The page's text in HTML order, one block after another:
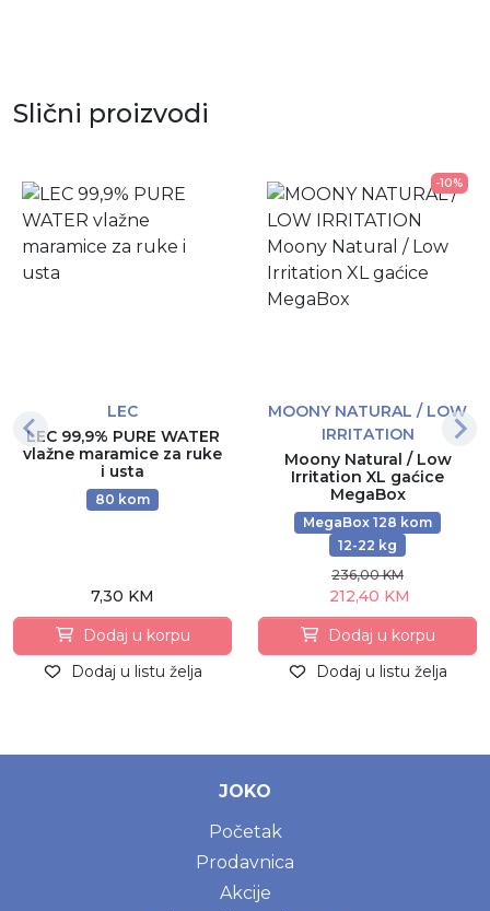
Slični proizvodi
LEC
LEC 99,9% PURE WATER
vlažne maramice za ruke
i usta
80 kom
7,30 KM
Dodaj u korpu
Dodaj u listu želja
-10%
MOONY NATURAL / LOW
IRRITATION
Moony Natural / Low
Irritation XL gaćice
MegaBox
MegaBox 128 kom
12-22 kg
236,00 KM
212,40 KM
Dodaj u korpu
Dodaj u listu želja
JOKO
Početak
Prodavnica
Akcije